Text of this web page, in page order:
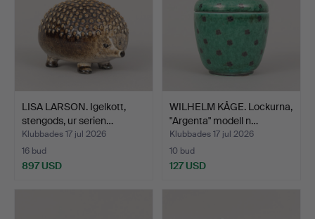
LISA LARSON. Igelkott,
stengods, ur serien…
Klubbades 17 jul 2026
16 bud
897 USD
WILHELM KÅGE. Lockurna,
"Argenta" modell n…
Klubbades 17 jul 2026
10 bud
127 USD